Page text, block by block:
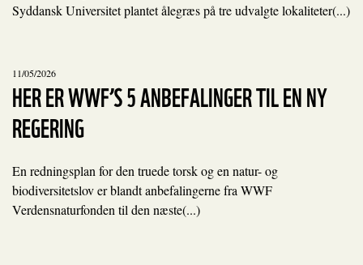
Syddansk Universitet plantet ålegræs på tre udvalgte lokaliteter(...)
11/05/2026
HER ER WWF’S 5 ANBEFALINGER TIL EN NY
REGERING
En redningsplan for den truede torsk og en natur- og
biodiversitetslov er blandt anbefalingerne fra WWF
Verdensnaturfonden til den næste(...)